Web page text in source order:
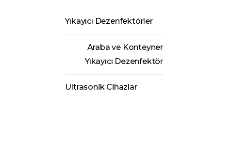
Yıkayıcı Dezenfektörler
Araba ve Konteyner
Yıkayıcı Dezenfektör
Ultrasonik Cihazlar